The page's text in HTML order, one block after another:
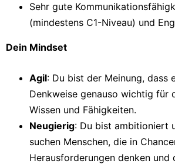
Sehr gute
(mindestens C1-Niveau) und
Dein Mindset
Agil: Du bist der Meinung, dass
Denkweise genauso wichtig für
Wissen und Fähigkeiten.
Neugierig: Du bist ambitioniert
suchen Menschen, die in
Herausforderungen denken und